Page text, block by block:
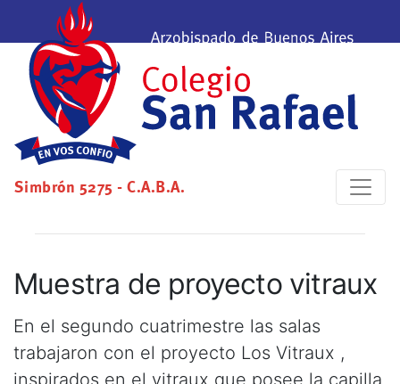
Simbrón 5275 - C.A.B.A.
Muestra de proyecto vitraux
En el segundo cuatrimestre las salas
trabajaron con el proyecto Los Vitraux ,
inspirados en el vitraux que posee la capilla